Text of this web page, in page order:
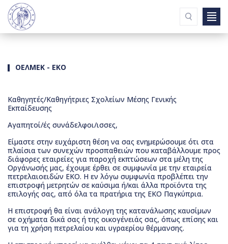
Συντάξεις & Ωφελήματα
ΥΠΑΝ
Εφημερίδα
Επικοινωνία
ΠΟΙΟΙ ΕΙΜΑΣΤΕ
ΔΡΑΣΤΗΡΙΟΤΗΤΕΣ
ΟΡΓΑΝΩΤΙΚΗ ΛΕΙΤΟΥΡΓΙΑ
ΝΟΜΟΘΕΣΙΕΣ
ΧΡΗΣΙΜΕΣ ΠΛΗΡΟΦΟΡΙΕΣ
ΕΝΤΥΠΑ
ΟΕΛΜΕΚ - ΕΚΟ
Καθηγητές/Καθηγήτριες Σχολείων Μέσης Γενικής
Εκπαίδευσης
Aγαπητοί/ές συνάδελφοι/ισσες,
Είμαστε στην ευχάριστη θέση να σας ενημερώσουμε ότι στα
πλαίσια των συνεχών προσπαθειών που καταβάλλουμε προς
διάφορες εταιρείες για παροχή εκπτώσεων στα μέλη της
Οργάνωσής μας, έχουμε έρθει σε συμφωνία με την εταιρεία
πετρελαιοειδών ΕΚΟ. Η εν λόγω συμφωνία προβλέπει την
επιστροφή μετρητών σε καύσιμα ή/και άλλα προϊόντα της
επιλογής σας, από όλα τα πρατήρια της ΕΚΟ Παγκύπρια.
Η επιστροφή θα είναι ανάλογη της κατανάλωσης καυσίμων
σε οχήματα δικά σας ή της οικογένειάς σας, όπως επίσης και
για τη χρήση πετρελαίου και υγραερίου θέρμανσης.